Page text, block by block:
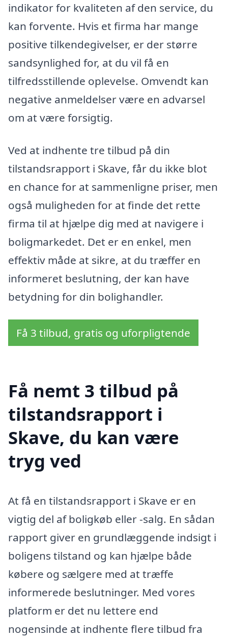
indikator for kvaliteten af den service, du
kan forvente. Hvis et firma har mange
positive tilkendegivelser, er der større
sandsynlighed for, at du vil få en
tilfredsstillende oplevelse. Omvendt kan
negative anmeldelser være en advarsel
om at være forsigtig.
Ved at indhente tre tilbud på din
tilstandsrapport i Skave, får du ikke blot
en chance for at sammenligne priser, men
også muligheden for at finde det rette
firma til at hjælpe dig med at navigere i
boligmarkedet. Det er en enkel, men
effektiv måde at sikre, at du træffer en
informeret beslutning, der kan have
betydning for din bolighandler.
Få 3 tilbud, gratis og uforpligtende
Få nemt 3 tilbud på
tilstandsrapport i
Skave, du kan være
tryg ved
At få en tilstandsrapport i Skave er en
vigtig del af boligkøb eller -salg. En sådan
rapport giver en grundlæggende indsigt i
boligens tilstand og kan hjælpe både
købere og sælgere med at træffe
informerede beslutninger. Med vores
platform er det nu lettere end
nogensinde at indhente flere tilbud fra